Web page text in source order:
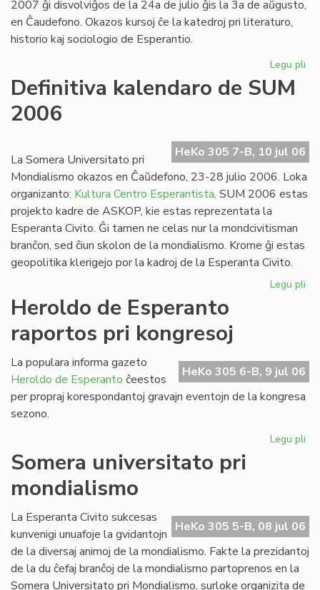
2007 ĝi disvolviĝos de la 24a de julio ĝis la 3a de aŭgusto,
en Ĉaudefono. Okazos kursoj ĉe la katedroj pri literaturo,
historio kaj sociologio de Esperantio.
Legu pli
Definitiva kalendaro de SUM
2006
HeKo 305 7-B, 10 jul 06
La Somera Universitato pri
Mondialismo okazos en Ĉaŭdefono, 23-28 julio 2006. Loka
organizanto: Kultura Centro Esperantista. SUM 2006 estas
projekto kadre de ASKOP, kie estas reprezentata la
Esperanta Civito. Ĝi tamen ne celas nur la mondcivitisman
branĉon, sed ĉiun skolon de la mondialismo. Krome ĝi estas
geopolitika klerigejo por la kadroj de la Esperanta Civito.
Legu pli
Heroldo de Esperanto
raportos pri kongresoj
HeKo 305 6-B, 9 jul 06
La populara informa gazeto
Heroldo de Esperanto ĉeestos
per propraj korespondantoj gravajn eventojn de la kongresa
sezono.
Legu pli
pri
Somera universitato pri
mondialismo
HeKo 305 5-B, 08 jul 06
La Esperanta Civito sukcesas
kunvenigi unuafoje la gvidantojn
de la diversaj animoj de la mondialismo. Fakte la prezidantoj
de la du ĉefaj branĉoj de la mondialismo partoprenos en la
Somera Universitato pri Mondialismo, surloke organizita de